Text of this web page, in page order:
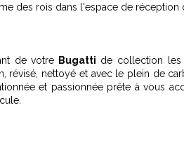
des rois dans l'espace de réception
de votre Bugatti de collection les
révisé, nettoyé et avec le plein de
et passionnée prête à vous